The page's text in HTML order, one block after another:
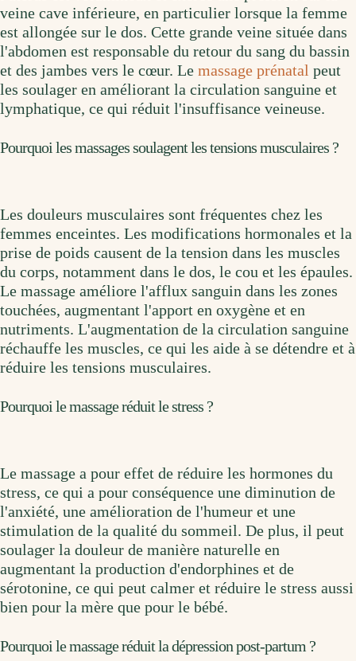
veine cave inférieure, en particulier lorsque la femme
est allongée sur le dos. Cette grande veine située dans
l'abdomen est responsable du retour du sang du bassin
et des jambes vers le cœur. Le massage prénatal peut
les soulager en améliorant la circulation sanguine et
lymphatique, ce qui réduit l'insuffisance veineuse.
Pourquoi les massages soulagent les tensions musculaires ?
Les douleurs musculaires sont fréquentes chez les
femmes enceintes. Les modifications hormonales et la
prise de poids causent de la tension dans les muscles
du corps, notamment dans le dos, le cou et les épaules.
Le massage améliore l'afflux sanguin dans les zones
touchées, augmentant l'apport en oxygène et en
nutriments. L'augmentation de la circulation sanguine
réchauffe les muscles, ce qui les aide à se détendre et à
réduire les tensions musculaires.
Pourquoi le massage réduit le stress ?
Le massage a pour effet de réduire les hormones du
stress, ce qui a pour conséquence une diminution de
l'anxiété, une amélioration de l'humeur et une
stimulation de la qualité du sommeil. De plus, il peut
soulager la douleur de manière naturelle en
augmentant la production d'endorphines et de
sérotonine, ce qui peut calmer et réduire le stress aussi
bien pour la mère que pour le bébé.
Pourquoi le massage réduit la dépression post-partum ?